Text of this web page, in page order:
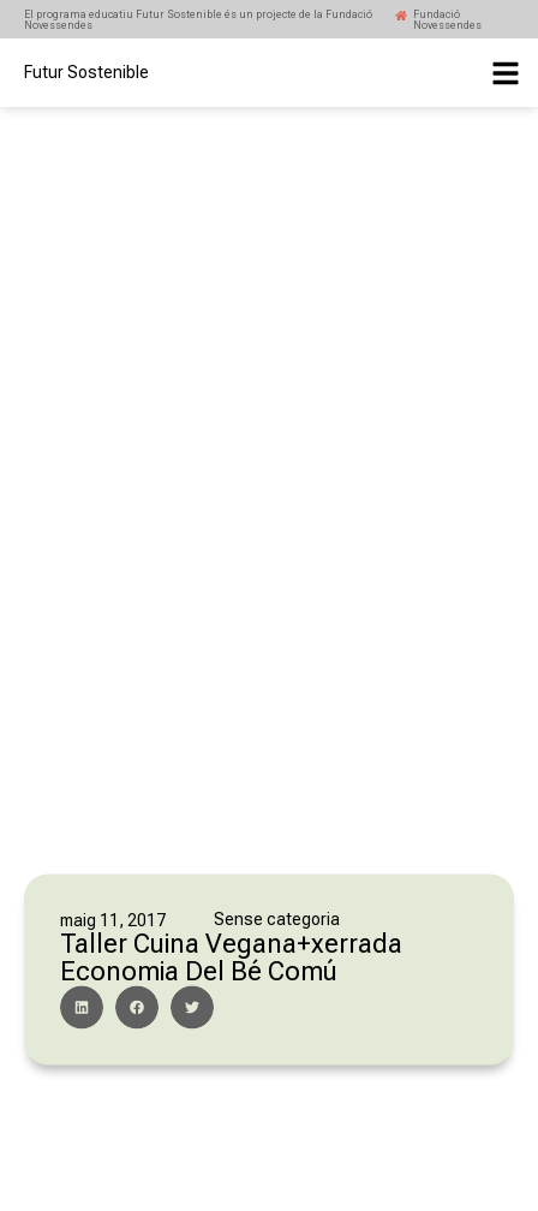
El programa educatiu Futur Sostenible és un projecte de la Fundació
Novessendes
Fundació
Novessendes
Futur Sostenible
maig 11, 2017 Sense categoria
Taller Cuina Vegana+xerrada
Economia Del Bé Comú